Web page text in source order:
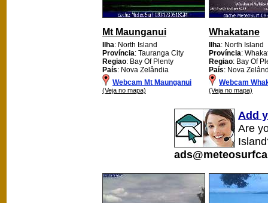
Mt Maunganui
Ilha: North Island
Província: Tauranga City
Regiao: Bay Of Plenty
País: Nova Zelândia
Webcam Mt Maunganui
(Veja no mapa)
Whakatane
Ilha: North Island
Província:
Regiao: Bay Of
País: Nova
Webcam
(Veja no mapa)
Add
Are